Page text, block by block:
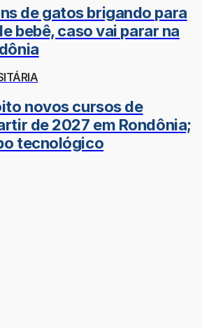
de gatos brigando para
bebê, caso vai parar na
novos cursos de
de 2027 em Rondônia;
tecnológico